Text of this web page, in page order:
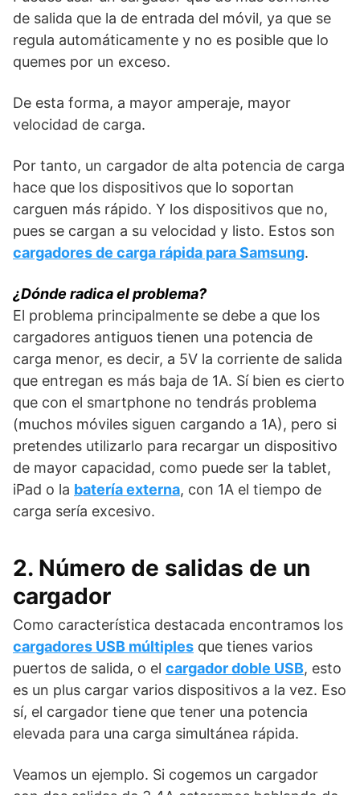
de salida que la de entrada del móvil, ya que se
regula automáticamente y no es posible que lo
quemes por un exceso.
De esta forma, a mayor amperaje, mayor
velocidad de carga.
Por tanto, un cargador de alta potencia de carga
hace que los dispositivos que lo soportan
carguen más rápido. Y los dispositivos que no,
pues se cargan a su velocidad y listo. Estos son
cargadores de carga rápida para Samsung.
¿Dónde radica el problema?
El problema principalmente se debe a que los
cargadores antiguos tienen una potencia de
carga menor, es decir, a 5V la corriente de salida
que entregan es más baja de 1A. Sí bien es cierto
que con el smartphone no tendrás problema
(muchos móviles siguen cargando a 1A), pero si
pretendes utilizarlo para recargar un dispositivo
de mayor capacidad, como puede ser la tablet,
iPad o la batería externa, con 1A el tiempo de
carga sería excesivo.
2. Número de salidas de un
cargador
Como característica destacada encontramos los
cargadores USB múltiples que tienes varios
puertos de salida, o el cargador doble USB, esto
es un plus cargar varios dispositivos a la vez. Eso
sí, el cargador tiene que tener una potencia
elevada para una carga simultánea rápida.
Veamos un ejemplo. Si cogemos un cargador